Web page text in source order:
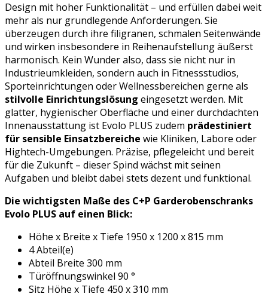
Design mit hoher Funktionalität – und erfüllen dabei weit
mehr als nur grundlegende Anforderungen. Sie
überzeugen durch ihre filigranen, schmalen Seitenwände
und wirken insbesondere in Reihenaufstellung äußerst
harmonisch. Kein Wunder also, dass sie nicht nur in
Industrieumkleiden, sondern auch in Fitnessstudios,
Sporteinrichtungen oder Wellnessbereichen gerne als
stilvolle Einrichtungslösung eingesetzt werden. Mit
glatter, hygienischer Oberfläche und einer durchdachten
Innenausstattung ist Evolo PLUS zudem prädestiniert
für sensible Einsatzbereiche wie Kliniken, Labore oder
Hightech-Umgebungen. Präzise, pflegeleicht und bereit
für die Zukunft – dieser Spind wächst mit seinen
Aufgaben und bleibt dabei stets dezent und funktional.
Die wichtigsten Maße des C+P Garderobenschranks
Evolo PLUS auf einen Blick:
Höhe x Breite x Tiefe 1950 x 1200 x 815 mm
4 Abteil(e)
Abteil Breite 300 mm
Türöffnungswinkel 90 °
Sitz Höhe x Tiefe 450 x 310 mm